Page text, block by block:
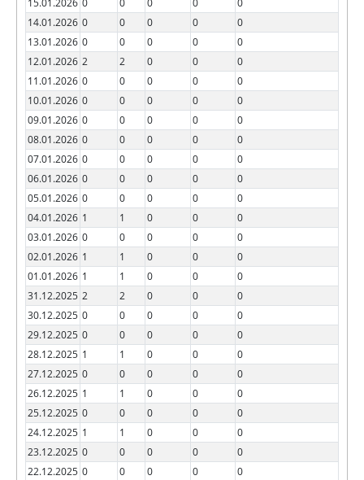
15.01.2026 0 0 0 0
0
14.01.2026 0 0 0 0
0
13.01.2026 0 0 0 0
0
12.01.2026 2 2 0 0
0
11.01.2026 0 0 0 0
0
10.01.2026 0 0 0 0
0
09.01.2026 0 0 0 0
0
08.01.2026 0 0 0 0
0
07.01.2026 0 0 0 0
0
06.01.2026 0 0 0 0
0
05.01.2026 0 0 0 0
0
04.01.2026 1 1 0 0
0
03.01.2026 0 0 0 0
0
02.01.2026 1 1 0 0
0
01.01.2026 1 1 0 0
0
31.12.2025 2 2 0 0
0
30.12.2025 0 0 0 0
0
29.12.2025 0 0 0 0
0
28.12.2025 1 1 0 0
0
27.12.2025 0 0 0 0
0
26.12.2025 1 1 0 0
0
25.12.2025 0 0 0 0
0
24.12.2025 1 1 0 0
0
23.12.2025 0 0 0 0
0
22.12.2025 0 0 0 0
0